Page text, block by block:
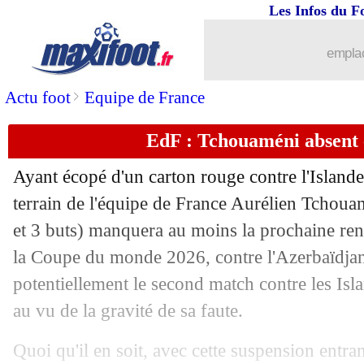
Actu foot> Equipe de France
Les Infos du
EdF : Tchouaméni absent
Ayant écopé d'un carton rouge contre
terrain de l'équipe de France Aurélien
et 3 buts) manquera au moins la prochaine
la Coupe du monde 2026, contre
potentiellement le second match contre les
au vu de la gravité de sa faute.
Quoi qu'il en soit, avec cette suspension
: le coup franc fou de
10/09 Benfica: grosse offre refusée pour
10/09 EdF: taxé de "sous coté", Koné
: Ballack comprend le refus
10/09 Al Ittihad: un espoir serbe pour 20
10/09 EdF: les ambitions de Gusto
10/09 Neom: le remplaçant de Bulka déjà